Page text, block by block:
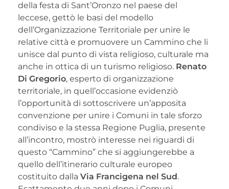
della festa di Sant’Oronzo nel paese del
leccese, gettò le basi del modello
dell’Organizzazione Territoriale per unire le
relative città e promuovere un Cammino che li
unisce dal punto di vista religioso, culturale ma
anche in ottica di un turismo religioso. Renato
Di Gregorio, esperto di organizzazione
territoriale, in quell’occasione evidenziò
l’opportunità di sottoscrivere un’apposita
convenzione per unire i Comuni in tale sforzo
condiviso e la stessa Regione Puglia, presente
all’incontro, mostrò interesse nei riguardi di
questo “Cammino” che si aggiungerebbe a
quello dell’itinerario culturale europeo
costituito dalla Via Francigena nel Sud.